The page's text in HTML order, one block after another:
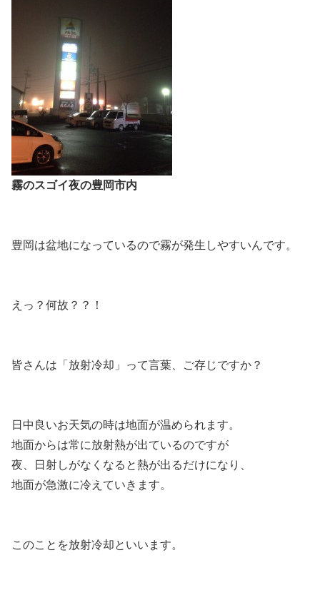
霧のスゴイ夜の豊岡市内
豊岡は盆地になっているので霧が発生しやすいんです。
えっ？何故？？！
皆さんは「放射冷却」って言葉、ご存じですか？
日中良いお天気の時は地面が温められます。
地面からは常に放射熱が出ているのですが
夜、日射しがなくなると熱が出るだけになり、
地面が急激に冷えていきます。
このことを放射冷却といいます。